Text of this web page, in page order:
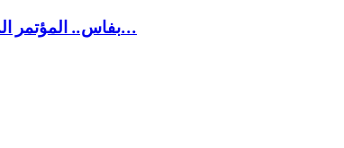
بفاس.. المؤتمر الدولي لخريجي ماستر القواعد ال...